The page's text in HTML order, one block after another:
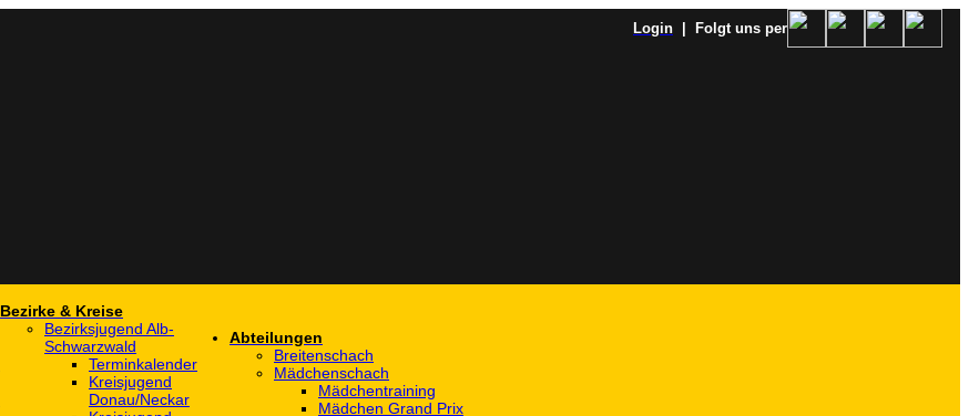
Login | Folgt uns per
Bezirke & Kreise
Bezirksjugend Alb-
Schwarzwald
Terminkalender
Kreisjugend
Donau/Neckar
Abteilungen
Breitenschach
Mädchenschach
Mädchentraining
Mädchen Grand Prix